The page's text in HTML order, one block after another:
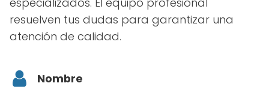
resuelven tus dudas para garantizar una
atención de calidad.
Nombre